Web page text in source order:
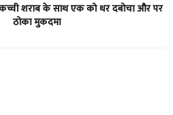
शराब के साथ एक को धर दबोचा और पर
ठोका मुकदमा